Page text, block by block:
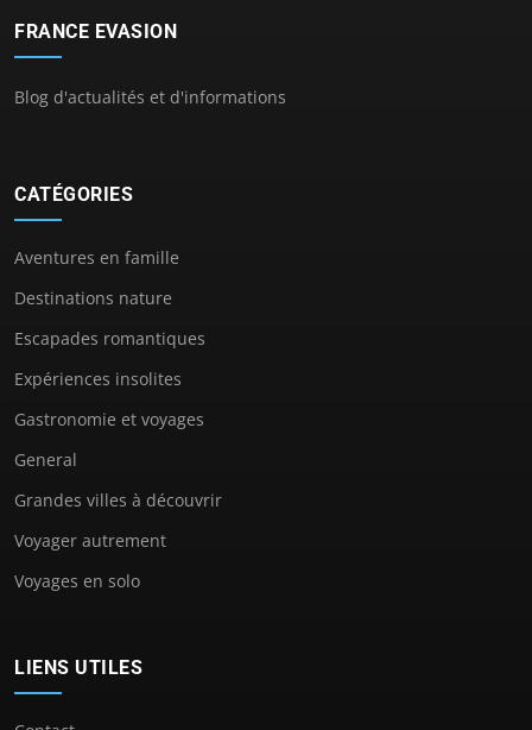
FRANCE EVASION
Blog d'actualités et d'informations
CATÉGORIES
Aventures en famille
Destinations nature
Escapades romantiques
Expériences insolites
Gastronomie et voyages
General
Grandes villes à découvrir
Voyager autrement
Voyages en solo
LIENS UTILES